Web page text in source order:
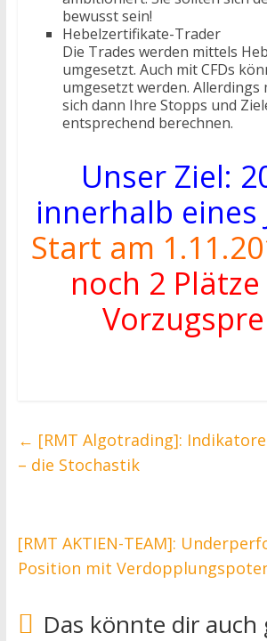
bewusst sein!
Hebelzertifikate-Trader
Die Trades werden mittels
umgesetzt. Auch mit CFDs
umgesetzt werden. Allerdings
sich dann Ihre Stopps und
entsprechend berechnen.
Unser Ziel:
innerhalb eines
Start am
noch 2
← [RMT Algotrading]:
– die Stochastik
[RMT AKTIEN-TEAM]:
Position mit
Das könnte dir auch